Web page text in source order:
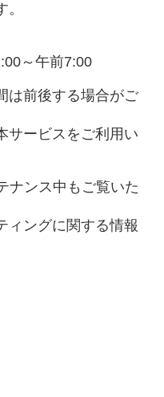
～午前7:00
は前後する場合がご
サービスをご利用い
ナンス中もご覧いた
ィングに関する情報